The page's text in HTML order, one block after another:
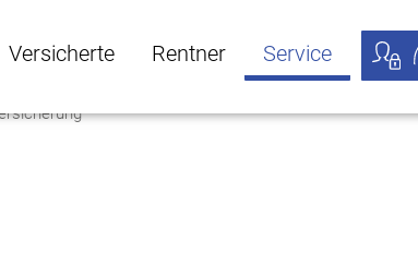
öffnen
Versicherte
Versicherte Untermenü öffnen
Rentner Service